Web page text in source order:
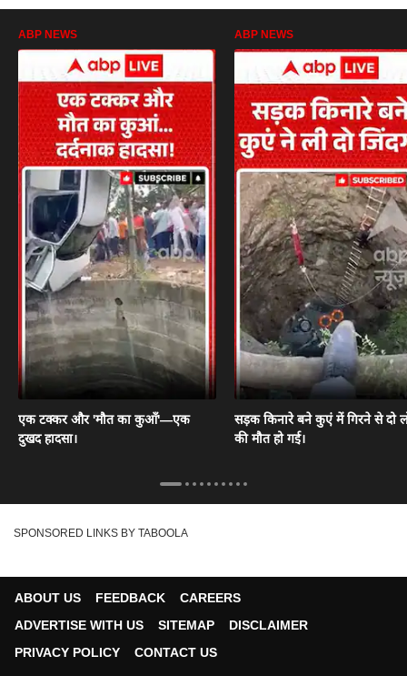
ABP NEWS
एक टक्कर और 'मौत का कुआँ'—एक
दुखद हादसा।
ABP NEWS
सड़क किनारे बने कुएं में गिरने से दो
की मौत हो गई।
SPONSORED LINKS BY TABOOLA
ABOUT US FEEDBACK
CAREERS
ADVERTISE WITH US
SITEMAP
DISCLAIMER
PRIVACY POLICY
CONTACT US